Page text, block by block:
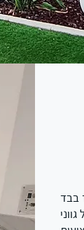
בבד